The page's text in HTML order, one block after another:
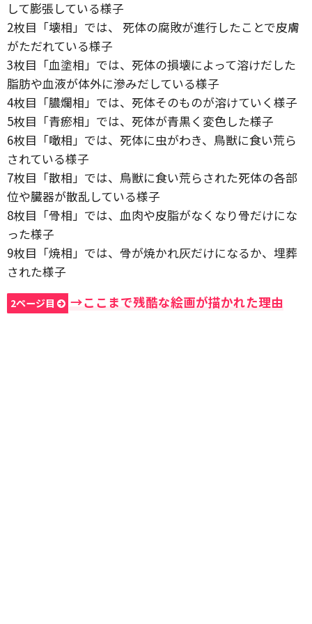
して膨張している様子
2枚目「壊相」では、 死体の腐敗が進行したことで皮膚
がただれている様子
3枚目「血塗相」では、死体の損壊によって溶けだした
脂肪や血液が体外に滲みだしている様子
4枚目「膿爛相」では、死体そのものが溶けていく様子
5枚目「青瘀相」では、死体が青黒く変色した様子
6枚目「噉相」では、死体に虫がわき、鳥獣に食い荒ら
されている様子
7枚目「散相」では、鳥獣に食い荒らされた死体の各部
位や臓器が散乱している様子
8枚目「骨相」では、血肉や皮脂がなくなり骨だけにな
った様子
9枚目「焼相」では、骨が焼かれ灰だけになるか、埋葬
された様子
2ページ目 →ここまで残酷な絵画が描かれた理由